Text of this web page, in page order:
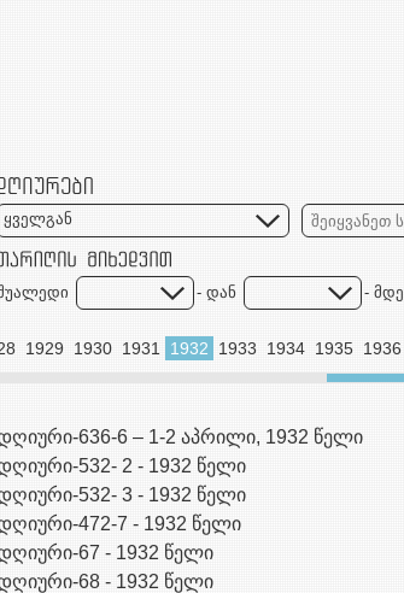
ყველგან
- დან - მდე
1929 1930 1931 1932 1933 1934 1935 1936
636-6 – 1-2 აპრილი, 1932 წელი
532- 2 - 1932 წელი
532- 3 - 1932 წელი
472-7 - 1932 წელი
67 - 1932 წელი
68 - 1932 წელი